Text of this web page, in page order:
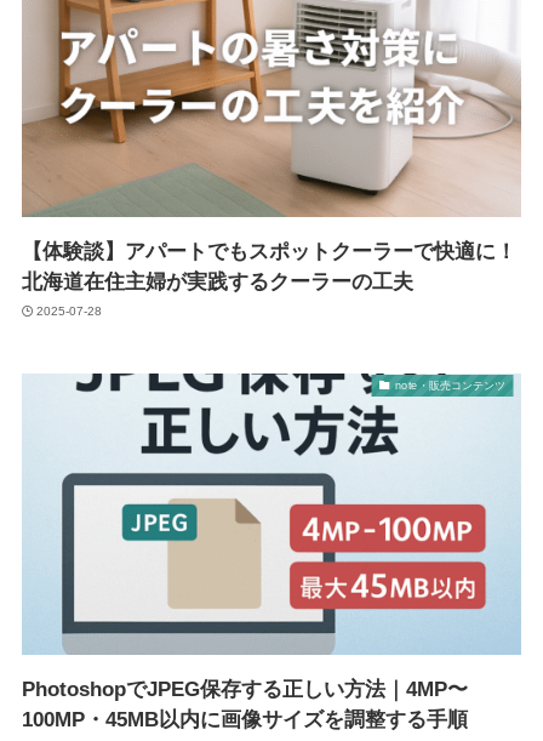
【体験談】アパートでもスポットクーラーで快適に！
北海道在住主婦が実践するクーラーの工夫
2025-07-28
note・販売コンテンツ
PhotoshopでJPEG保存する正しい方法｜4MP〜
100MP・45MB以内に画像サイズを調整する手順